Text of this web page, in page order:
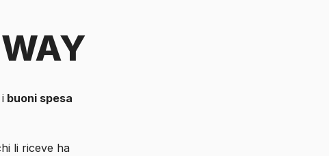
buoni spesa
li riceve ha